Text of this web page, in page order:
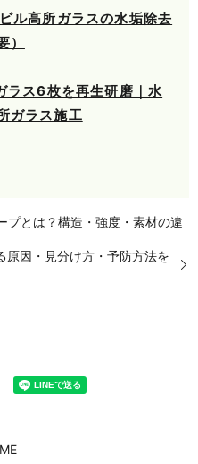
ル高所ガラスの水垢除去
）
ラス6枚を再生研磨｜水
ガラス施工
プとは？構造・強度・素材の違
原因・見分け方・予防方法を